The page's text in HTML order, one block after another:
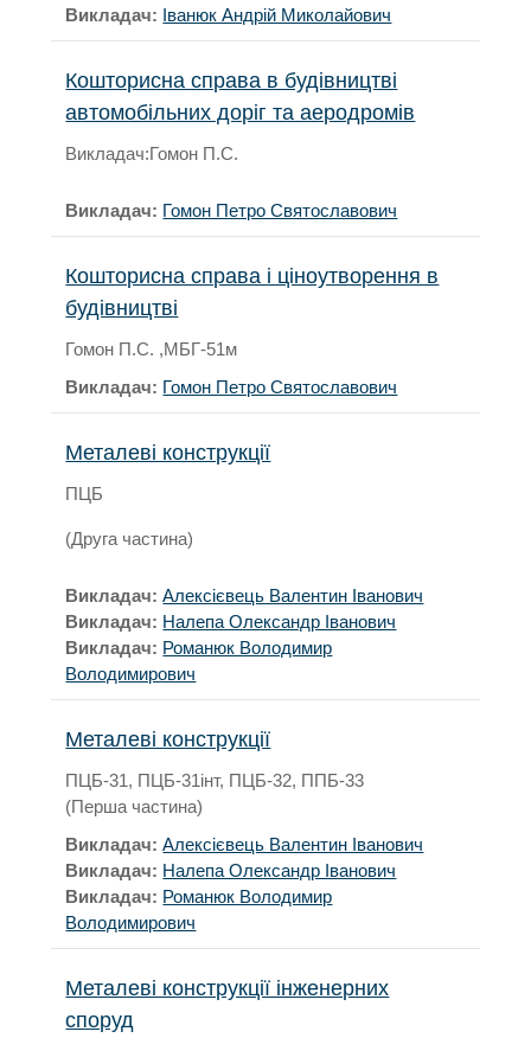
Викладач: Іванюк Андрій Миколайович
Кошторисна справа в будівництві
автомобільних доріг та аеродромів
Викладач:Гомон П.С.
Викладач: Гомон Петро Святославович
Кошторисна справа і ціноутворення в
будівництві
Гомон П.С. ,МБГ-51м
Викладач: Гомон Петро Святославович
Металеві конструкції
ПЦБ
(Друга частина)
Викладач:Алексієвець Валентин Іванович
Викладач: Налепа Олександр Іванович
Викладач: Романюк Володимир
Володимирович
Металеві конструкції
ПЦБ-31, ПЦБ-31інт, ПЦБ-32, ППБ-33
(Перша частина)
Викладач:Алексієвець Валентин Іванович
Викладач: Налепа Олександр Іванович
Викладач: Романюк Володимир
Володимирович
Металеві конструкції інженерних
споруд